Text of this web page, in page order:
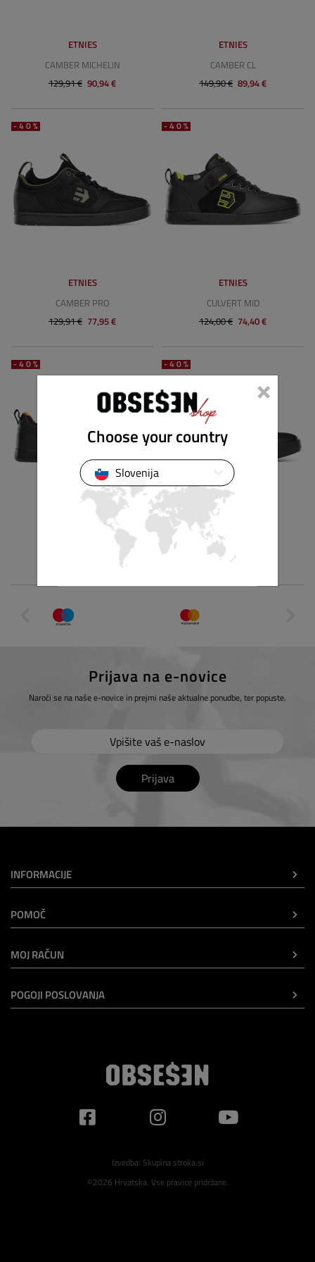
ETNIES
CAMBER MICHELIN
129,91 € 90,94 €
ETNIES
CAMBER CL
149,90 € 89,94 €
-40%
ETNIES
CAMBER PRO
129,91 € 77,95 €
-40%
ETNIES
CULVERT MID
124,00 € 74,40 €
-40% -40%
SEMENUK PRO
109,90 €
Prijava na e-novice
Naroči se na naše e-novice in prejmi naše aktualne ponudbe, ter popuste.
Prijava
INFORMACIJE
POMOČ
MOJ RAČUN
POGOJI POSLOVANJA
Izvedba: Skupina stroka.si
©2026 Hrvatska. Vse pravice pridržane.
×
Choose your country
Slovenija